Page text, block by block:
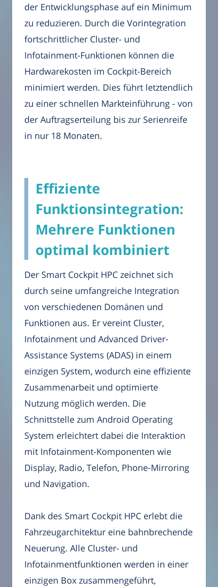
der Entwicklungsphase auf ein Minimum
zu reduzieren. Durch die Vorintegration
fortschrittlicher Cluster- und
Infotainment-Funktionen können die
Hardwarekosten im Cockpit-Bereich
minimiert werden. Dies führt letztendlich
zu einer schnellen Markteinführung - von
der Auftragserteilung bis zur Serienreife
in nur 18 Monaten.
Effiziente
Funktionsintegration:
Mehrere Funktionen
optimal kombiniert
Der Smart Cockpit HPC zeichnet sich
durch seine umfangreiche Integration
von verschiedenen Domänen und
Funktionen aus. Er vereint Cluster,
Infotainment und Advanced Driver-
Assistance Systems (ADAS) in einem
einzigen System, wodurch eine effiziente
Zusammenarbeit und optimierte
Nutzung möglich werden. Die
Schnittstelle zum Android Operating
System erleichtert dabei die Interaktion
mit Infotainment-Komponenten wie
Display, Radio, Telefon, Phone-Mirroring
und Navigation.
Dank des Smart Cockpit HPC erlebt die
Fahrzeugarchitektur eine bahnbrechende
Neuerung. Alle Cluster- und
Infotainmentfunktionen werden in einer
einzigen Box zusammengeführt,